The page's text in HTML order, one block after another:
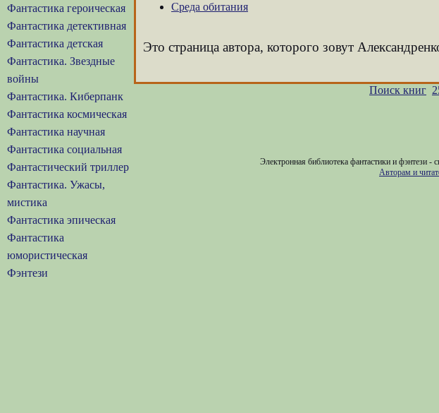
Фантастика героическая
Фантастика детективная
Фантастика детская
Фантастика. Звездные
войны
Фантастика. Киберпанк
Фантастика космическая
Фантастика научная
Фантастика социальная
Фантастический триллер
Фантастика. Ужасы,
мистика
Фантастика эпическая
Фантастика
юмористическая
Фэнтези
Среда обитания
Это страница автора, которого зовут
Поиск книг
Электронная библиотека фантастики и фэнтези -
Авторам и